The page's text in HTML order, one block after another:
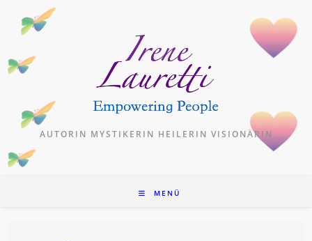
Inhalt
AUTORIN MYSTIKERIN HEILERIN VISIONÄRIN
MENÜ